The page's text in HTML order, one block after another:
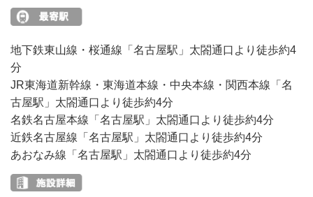
地下鉄東山線・桜通線「名古屋駅」太閤通口より徒歩約4
分
JR東海道新幹線・東海道本線・中央本線・関西本線「名
古屋駅」太閤通口より徒歩約4分
名鉄名古屋本線「名古屋駅」太閤通口より徒歩約4分
近鉄名古屋線「名古屋駅」太閤通口より徒歩約4分
あおなみ線「名古屋駅」太閤通口より徒歩約4分